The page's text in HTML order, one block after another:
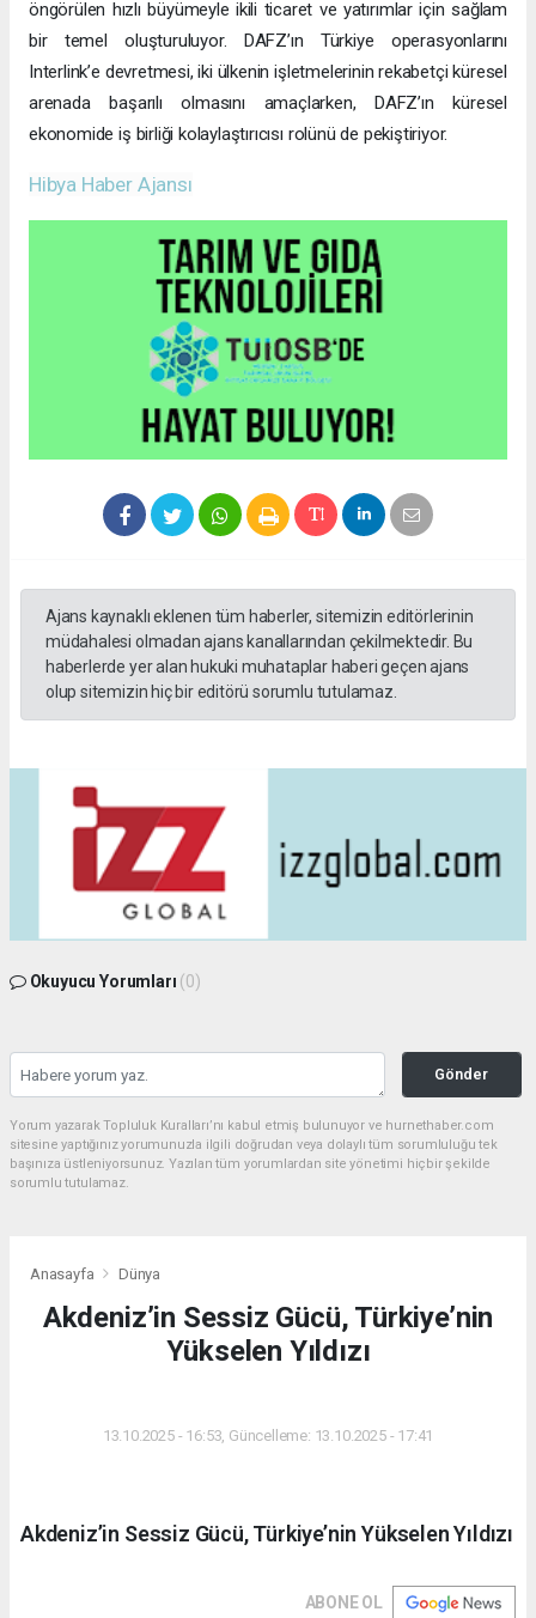
öngörülen hızlı büyümeyle ikili ticaret ve yatırımlar için sağlam
bir temel oluşturuluyor. DAFZ’ın Türkiye operasyonlarını
Interlink’e devretmesi, iki ülkenin işletmelerinin rekabetçi küresel
arenada başarılı olmasını amaçlarken, DAFZ’ın küresel
ekonomide iş birliği kolaylaştırıcısı rolünü de pekiştiriyor.
Hibya Haber Ajansı
Ajans kaynaklı eklenen tüm haberler, sitemizin editörlerinin
müdahalesi olmadan ajans kanallarından çekilmektedir. Bu
haberlerde yer alan hukuki muhataplar haberi geçen ajans
olup sitemizin hiç bir editörü sorumlu tutulamaz.
Okuyucu Yorumları (0)
Gönder
Yorum yazarak Topluluk Kuralları’nı kabul etmiş bulunuyor ve hurnethaber.com
sitesine yaptığınız yorumunuzla ilgili doğrudan veya dolaylı tüm sorumluluğu tek
başınıza üstleniyorsunuz. Yazılan tüm yorumlardan site yönetimi hiçbir şekilde
sorumlu tutulamaz.
Anasayfa Dünya
Akdeniz’in Sessiz Gücü, Türkiye’nin
Yükselen Yıldızı
13.10.2025 - 16:53, Güncelleme: 13.10.2025 - 17:41
Akdeniz’in Sessiz Gücü, Türkiye’nin Yükselen Yıldızı
ABONE OL